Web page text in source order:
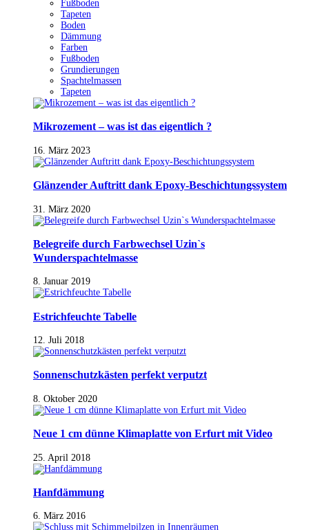
Fußboden
Tapeten
Boden
Dämmung
Farben
Fußboden
Grundierungen
Spachtelmassen
Tapeten
Mikrozement – was ist das eigentlich ?
16. März 2023
Glänzender Auftritt dank Epoxy-Beschichtungssystem
31. März 2020
Belegreife durch Farbwechsel Uzin`s
Wunderspachtelmasse
8. Januar 2019
Estrichfeuchte Tabelle
12. Juli 2018
Sonnenschutzkästen perfekt verputzt
8. Oktober 2020
Neue 1 cm dünne Klimaplatte von Erfurt mit Video
25. April 2018
Hanfdämmung
6. März 2016